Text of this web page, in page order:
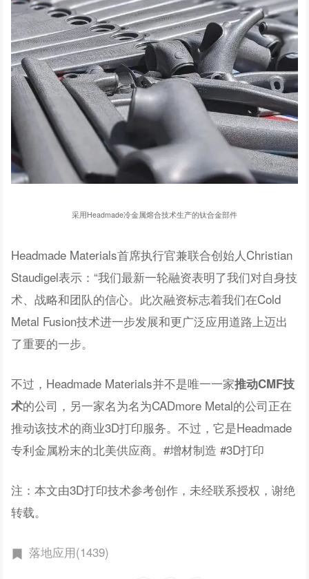
采用Headmade冷金属熔合技术生产的钛合金部件
Headmade Materials首席执行官兼联合创始人Christian
Staudigel表示：“我们最新一轮融资表明了我们对自身技
术、战略和团队的信心。此次融资标志着我们在Cold
Metal Fusion技术进一步发展和更广泛应用道路上迈出
了重要的一步。
不过，Headmade Materials并不是唯一一家推动CMF技
术的公司，另一家名为名为CADmore Metal的公司正在
推动该技术的商业3D打印服务。不过，它是Headmade
专利金属粉末的北美供应商。#增材制造 #3D打印
注：本文由3D打印技术参考创作，未经联系授权，谢绝
转载。
落地应用(1439)